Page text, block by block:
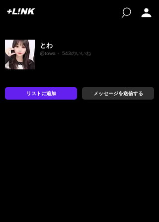
+L!NK
とわ
@towa・ 543のいいね
リストに追加 メッセージを送信する